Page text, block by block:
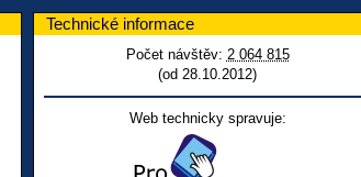
Technické informace
Počet návštěv: 2 064 815
(od 28.10.2012)
Web technicky spravuje: